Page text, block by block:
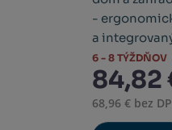
-
a
6 - 8 TÝŽDŇOV
84,82
68,96 € bez